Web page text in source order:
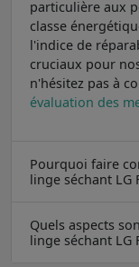
particulière aux
classe
l'indice de
cruciaux pour
n'hésitez pas à
évaluation des
Pourquoi faire
linge séchant LG
Quels aspects
linge séchant LG